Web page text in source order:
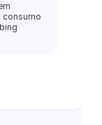
consumo